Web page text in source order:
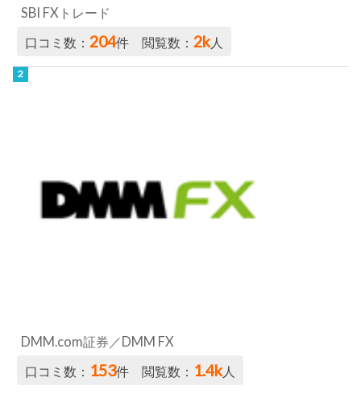
SBI FXトレード
口コミ数：204件 閲覧数：2k人
DMM.com証券／DMM FX
口コミ数： 153件 閲覧数： 1.4k人